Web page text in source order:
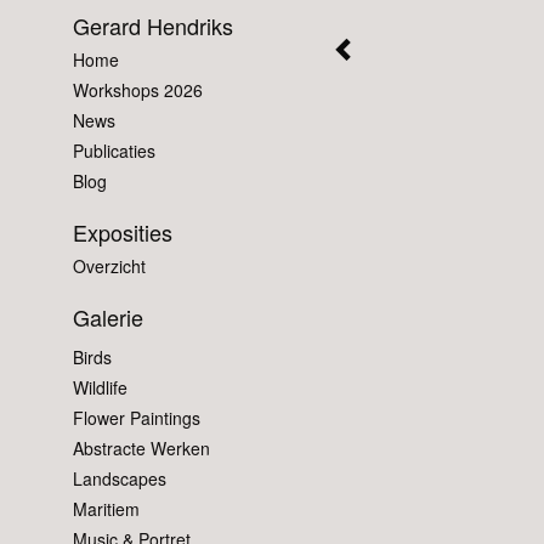
Gerard Hendriks
Home
Workshops 2026
News
Publicaties
Blog
Exposities
Overzicht
Galerie
Birds
Wildlife
Flower Paintings
Abstracte Werken
Landscapes
Maritiem